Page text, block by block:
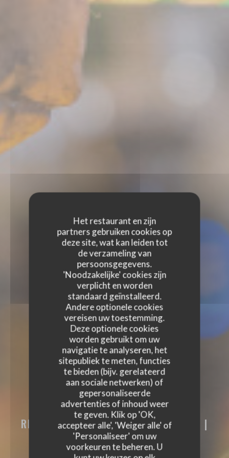
Het restaurant en zijn
partners gebruiken cookies op
deze site, wat kan leiden tot
de verzameling van
persoonsgegevens.
'Noodzakelijke' cookies zijn
verplicht en worden
standaard geïnstalleerd.
Andere optionele cookies
vereisen uw toestemming.
Deze optionele cookies
worden gebruikt om uw
navigatie te analyseren, het
sitepubliek te meten, functies
te bieden (bijv. gerelateerd
aan sociale netwerken) of
gepersonaliseerde
advertenties of inhoud weer
te geven. Klik op 'OK,
accepteer alle', 'Weiger alle' of
'Personaliseer' om uw
voorkeuren te beheren. U
PODENCO BODEGA
RESTAURANT - TAPASBAR - WIJNBAR |
BERTRANGE